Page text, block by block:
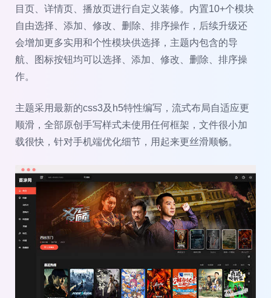
目页、详情页、播放页进行自定义装修。内置10+个模块
自由选择、添加、修改、删除、排序操作，后续升级还
会增加更多实用和个性模块供选择，主题内包含的导
航、图标按钮均可以选择、添加、修改、删除、排序操
作。
主题采用最新的css3及h5特性编写，流式布局自适应更
顺滑，全部原创手写样式未使用任何框架，文件很小加
载很快，针对手机端优化细节，用起来更丝滑顺畅。